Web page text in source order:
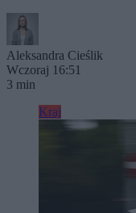
Aleksandra Cieślik
Wczoraj 16:51
3 min
Kraj